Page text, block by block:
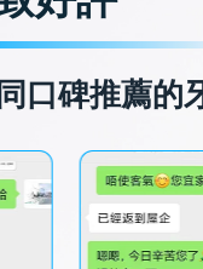
口碑推薦的